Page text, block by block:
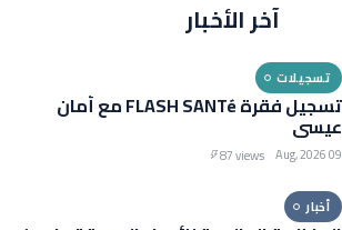
آخر الأخبار
تسجيلات
تسجيل فقرة FLASH SANTé مع أمان
عيسى
09 Aug, 2026
87 views
أخبار